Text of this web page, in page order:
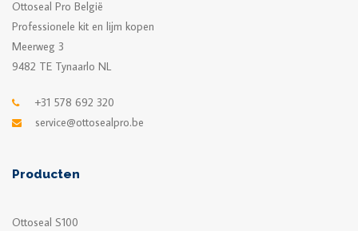
Ottoseal Pro België
Professionele kit en lijm kopen
Meerweg 3
9482 TE Tynaarlo NL
+31 578 692 320
service@ottosealpro.be
Producten
Ottoseal S100